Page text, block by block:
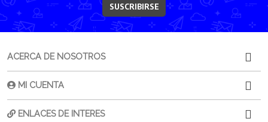
SUSCRIBIRSE
ACERCA DE NOSOTROS
MI CUENTA
ENLACES DE INTERES